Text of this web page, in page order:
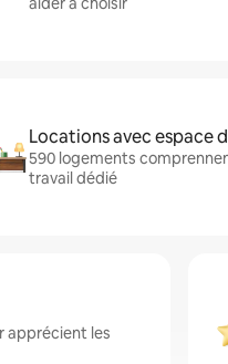
Locations avec espace
590 logements
travail dédié
apprécient les